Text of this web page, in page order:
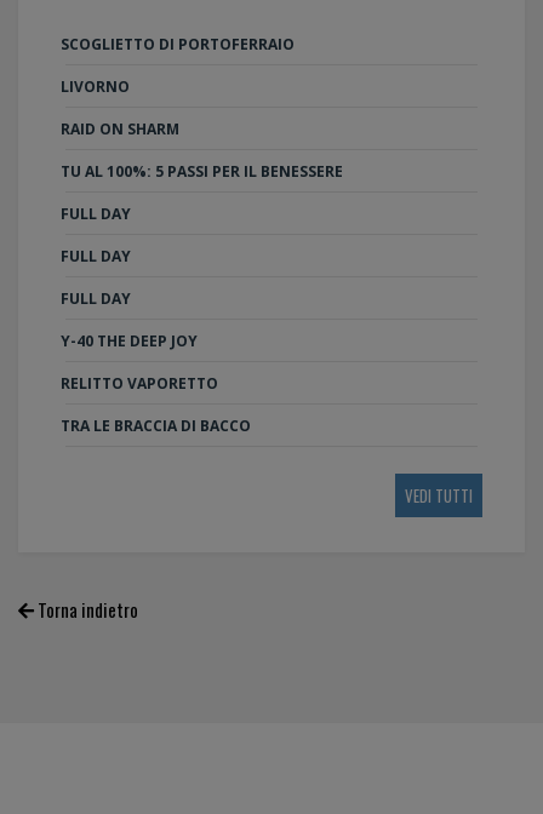
SCOGLIETTO DI PORTOFERRAIO
LIVORNO
RAID ON SHARM
TU AL 100%: 5 PASSI PER IL BENESSERE
FULL DAY
FULL DAY
FULL DAY
Y-40 THE DEEP JOY
RELITTO VAPORETTO
TRA LE BRACCIA DI BACCO
VEDI TUTTI
Torna indietro